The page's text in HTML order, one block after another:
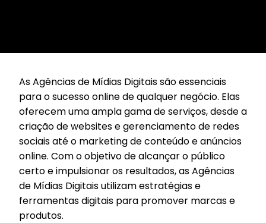
As Agências de Mídias Digitais são essenciais
para o sucesso online de qualquer negócio. Elas
oferecem uma ampla gama de serviços, desde a
criação de websites e gerenciamento de redes
sociais até o marketing de conteúdo e anúncios
online. Com o objetivo de alcançar o público
certo e impulsionar os resultados, as Agências
de Mídias Digitais utilizam estratégias e
ferramentas digitais para promover marcas e
produtos.